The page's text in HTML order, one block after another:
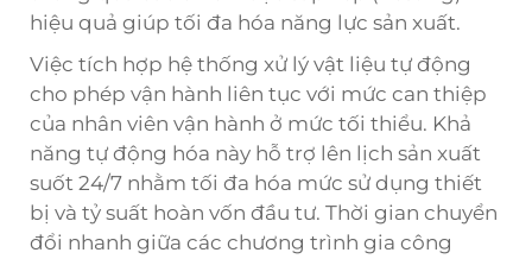
hiệu quả giúp tối đa hóa năng lực sản xuất.
Việc tích hợp hệ thống xử lý vật liệu tự động
cho phép vận hành liên tục với mức can thiệp
của nhân viên vận hành ở mức tối thiểu. Khả
năng tự động hóa này hỗ trợ lên lịch sản xuất
suốt 24/7 nhằm tối đa hóa mức sử dụng thiết
bị và tỷ suất hoàn vốn đầu tư. Thời gian chuyển
đổi nhanh giữa các chương trình gia công